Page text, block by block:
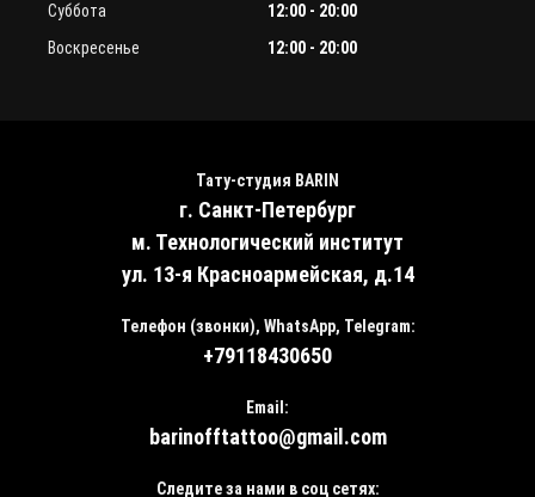
Суббота
12:00 - 20:00
Воскресенье
12:00 - 20:00
Тату-студия BARIN
г. Санкт-Петербург
м. Технологический институт
ул. 13-я Красноармейская, д.14
Телефон (звонки), WhatsApp, Telegram:
+79118430650
Email:
barinofftattoo@gmail.com
Следите за нами в соц сетях: